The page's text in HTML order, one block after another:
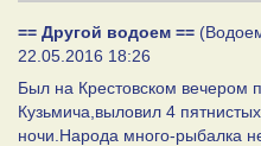
== Другой водоем ==
22.05.2016 18:26
Был на Крестовском вечером
Кузьмича,выловил 4
ночи.Народа много-рыбалка